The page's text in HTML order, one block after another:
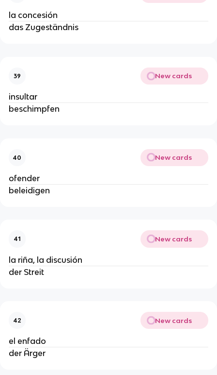
la concesión
das Zugeständnis
39 New cards
insultar
beschimpfen
40 New cards
ofender
beleidigen
41 New cards
la riña, la discusión
der Streit
42 New cards
el enfado
der Ärger